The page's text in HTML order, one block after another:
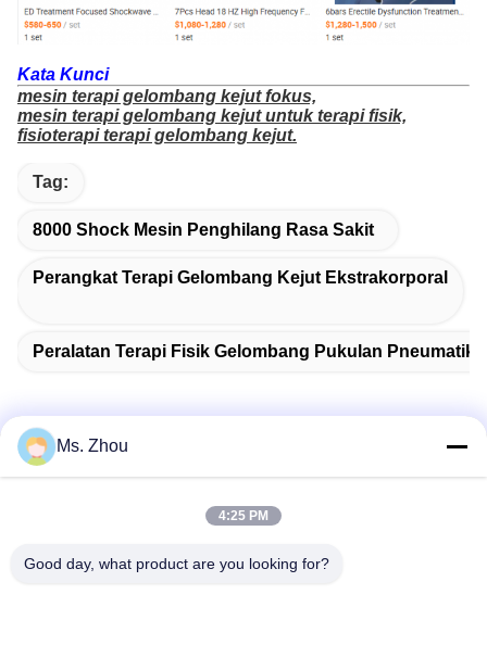
Kata Kunci
mesin terapi gelombang kejut fokus,
mesin terapi gelombang kejut untuk terapi fisik,
fisioterapi terapi gelombang kejut.
Tag:
8000 Shock Mesin Penghilang Rasa Sakit
Perangkat Terapi Gelombang Kejut Ekstrakorporal
Peralatan Terapi Fisik Gelombang Pukulan Pneumatik
No.58 Dazhuang Road, TianGongYuan Street, Distrik
Ms. Zhou
4:25 PM
Good day, what product are you looking for?